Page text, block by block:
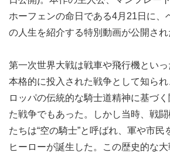
ホーフェンの命日である4月21日に、
の人生を紹介する特別動画が公開され
第一次世界大戦は戦車や飛行機とい
本格的に投入された戦争として知ら
ロッパの伝統的な騎士道精神に基づ
た戦争でもあった。しかし当時、戦
たちは“空の騎士”と呼ばれ、軍や市民
ヒーローが誕生した。この歴史的な